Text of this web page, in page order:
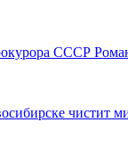
СССР
чистит